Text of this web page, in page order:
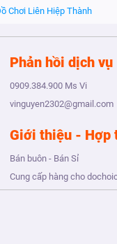
Chơi Liên Hiệp Thành
Phản hồi dịch vụ
0909.384.900 Ms Vi
vinguyen2302@gmail.com
Giới thiệu - Hợp
Bán buôn - Bán Sỉ
Cung cấp hàng cho